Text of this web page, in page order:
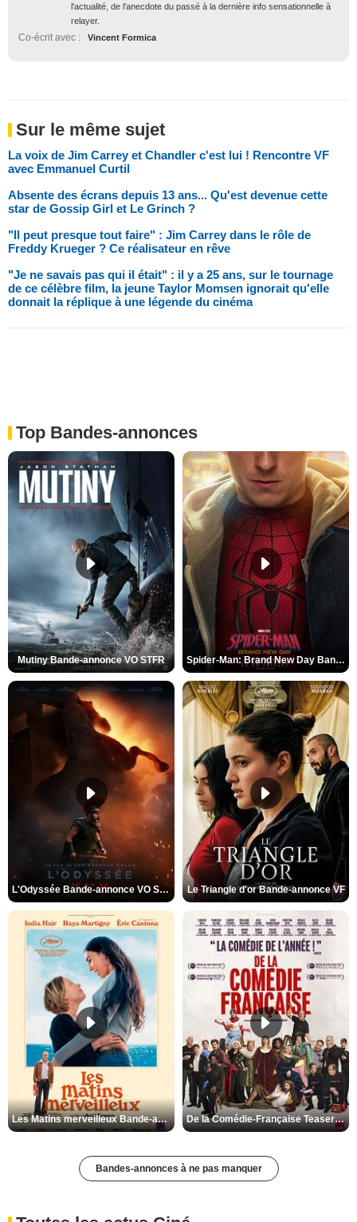
l'actualité, de l'anecdote du passé à la dernière info sensationnelle à
relayer.
Co-écrit avec : Vincent Formica
Sur le même sujet
La voix de Jim Carrey et Chandler c'est lui ! Rencontre VF
avec Emmanuel Curtil
Absente des écrans depuis 13 ans... Qu'est devenue cette
star de Gossip Girl et Le Grinch ?
"Il peut presque tout faire" : Jim Carrey dans le rôle de
Freddy Krueger ? Ce réalisateur en rêve
"Je ne savais pas qui il était" : il y a 25 ans, sur le tournage
de ce célèbre film, la jeune Taylor Momsen ignorait qu'elle
donnait la réplique à une légende du cinéma
Top Bandes-annonces
Mutiny Bande-annonce VO STFR Spider-Man: Brand New Day Bande-annonce VO STFR
L'Odyssée Bande-annonce VO STFR Le Triangle d'or Bande-annonce VF
Les Matins merveilleux Bande-annonce VF De la Comédie-Française Teaser VF
Bandes-annonces à ne pas manquer